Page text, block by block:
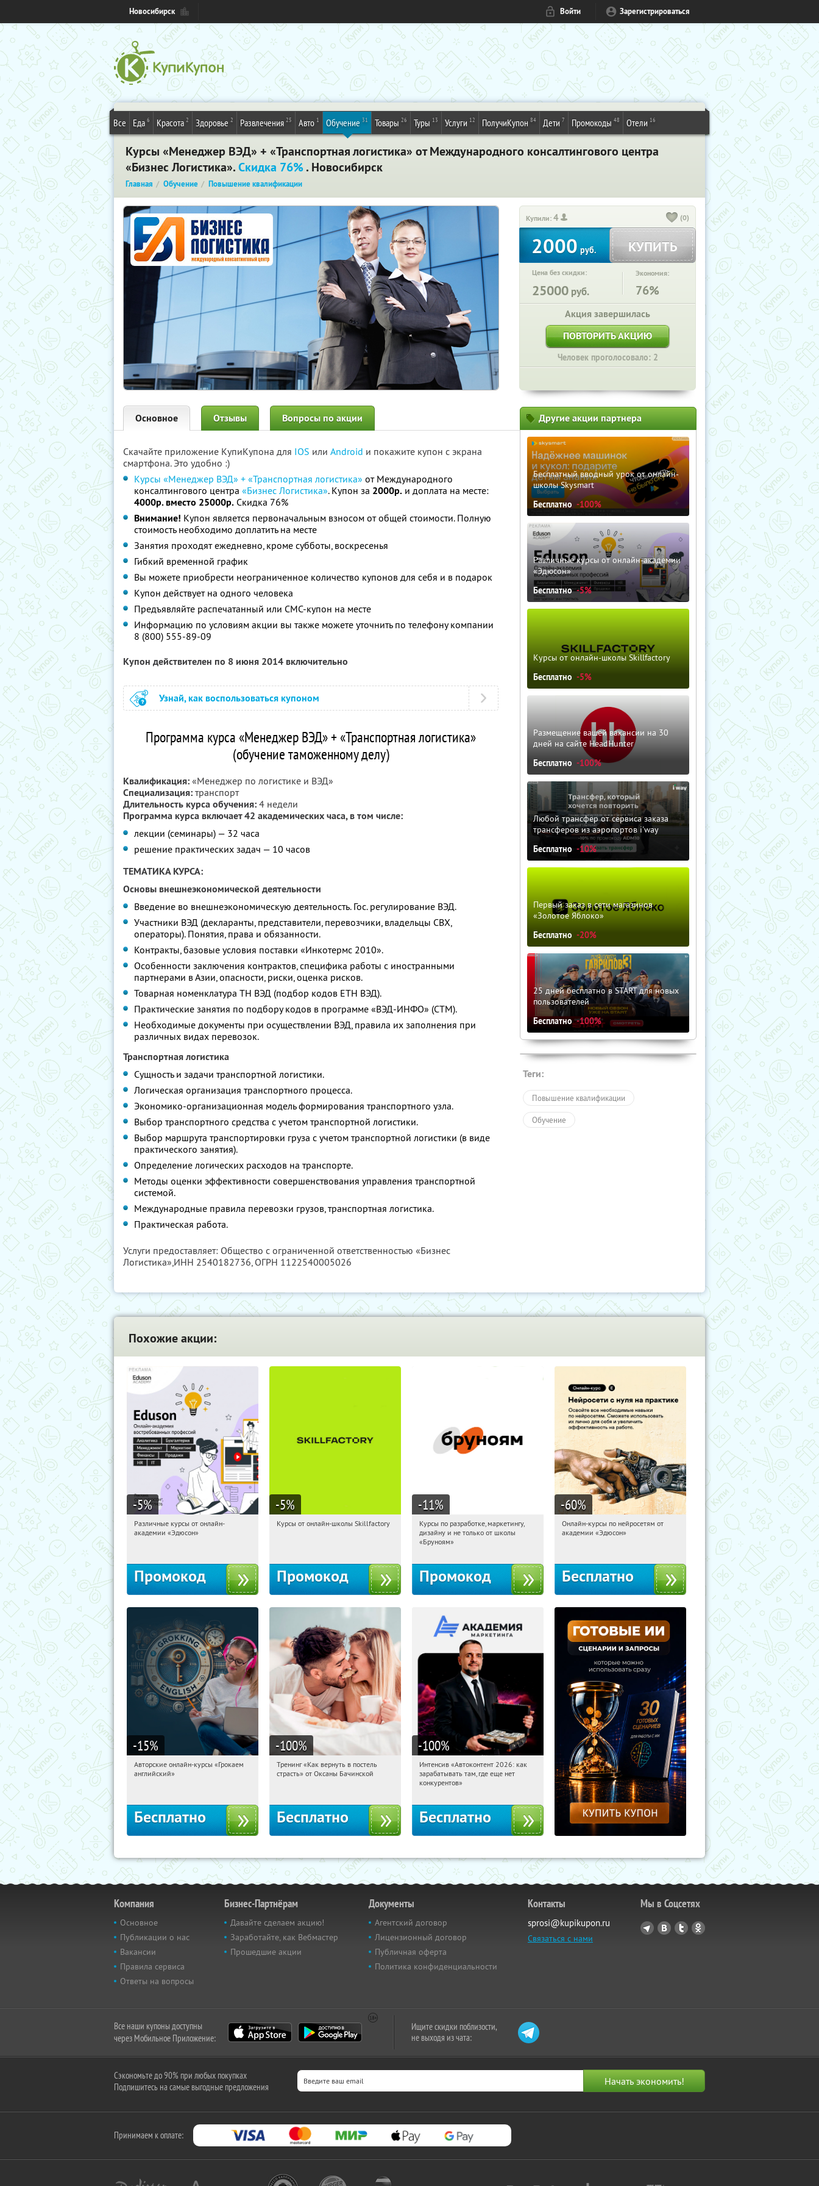
Новосибирск Войти Зарегистрироваться
Все Еда 6 Красота 2 Здоровье 2 Развлечения 25 Авто 1 Обучение 31 Товары 26 Туры 13 Услуги 12 ПолучиКупон 84 Дети 7 Промокоды 48 Отели 16
Курсы «Менеджер ВЭД» + «Транспортная логистика» от Международного консалтингового центра
«Бизнес Логистика».Скидка 76%. Новосибирск
Главная Обучение Повышение квалификации
Купили:4 (0)
2000руб. КУПИТЬ
Цена без скидки:
25000 руб.
Экономия:
76%
Акция завершилась
ПОВТОРИТЬ АКЦИЮ
Человек проголосовало: 2
Основное Отзывы Вопросы по акции
Скачайте приложение КупиКупона для IOS или Android и покажите купон с экрана
смартфона. Это удобно :)
Курсы «Менеджер ВЭД» + «Транспортная логистика» от Международного
консалтингового центра «Бизнес Логистика». Купон за 2000р. и доплата на месте:
4000р. вместо 25000р. Скидка 76%
Внимание! Купон является первоначальным взносом от общей стоимости. Полную
стоимость необходимо доплатить на месте
Занятия проходят ежедневно, кроме субботы, воскресенья
Гибкий временной график
Вы можете приобрести неограниченное количество купонов для себя и в подарок
Купон действует на одного человека
Предъявляйте распечатанный или СМС-купон на месте
Информацию по условиям акции вы также можете уточнить по телефону компании
8 (800) 555-89-09
Купон действителен по 8 июня 2014 включительно
Узнай, как воспользоваться купоном
Программа курса «Менеджер ВЭД» + «Транспортная логистика»
(обучение таможенному делу)
Квалификация: «Менеджер по логистике и ВЭД»
Специализация: транспорт
Длительность курса обучения: 4 недели
Программа курса включает 42 академических часа, в том числе:
лекции (семинары) — 32 часа
решение практических задач — 10 часов
ТЕМАТИКА КУРСА:
Основы внешнеэкономической деятельности
Введение во внешнеэкономическую деятельность. Гос. регулирование ВЭД.
Участники ВЭД (декларанты, представители, перевозчики, владельцы СВХ,
операторы). Понятия, права и обязанности.
Контракты, базовые условия поставки «Инкотермс 2010».
Особенности заключения контрактов, специфика работы с иностранными
партнерами в Азии, опасности, риски, оценка рисков.
Товарная номенклатура ТН ВЭД (подбор кодов ЕТН ВЭД).
Практические занятия по подбору кодов в программе «ВЭД-ИНФО» (СТМ).
Необходимые документы при осуществлении ВЭД, правила их заполнения при
различных видах перевозок.
Транспортная логистика
Сущность и задачи транспортной логистики.
Логическая организация транспортного процесса.
Экономико-организационная модель формирования транспортного узла.
Выбор транспортного средства с учетом транспортной логистики.
Выбор маршрута транспортировки груза с учетом транспортной логистики (в виде
практического занятия).
Определение логических расходов на транспорте.
Методы оценки эффективности совершенствования управления транспортной
системой.
Международные правила перевозки грузов, транспортная логистика.
Практическая работа.
Услуги предоставляет: Общество с ограниченной ответственностью «Бизнес
Логистика»,ИНН 2540182736, ОГРН 1122540005026
Другие акции партнера
Бесплатный вводный урок от онлайн-
школы Skysmart
Бесплатно -100%
Различные курсы от онлайн-академии
«Эдюсон»
Бесплатно -5%
Курсы от онлайн-школы Skillfactory
Бесплатно -5%
Размещение вашей вакансии на 30
дней на сайте HeadHunter
Бесплатно -100%
Любой трансфер от сервиса заказа
трансферов из аэропортов i'way
Бесплатно -10%
Первый заказ в сети магазинов
«Золотое Яблоко»
Бесплатно -20%
25 дней бесплатно в START для новых
пользователей
Бесплатно -100%
Теги:
Повышение квалификации
Обучение
Похожие акции:
-5%
03:19:05 Получили:
Различные курсы от онлайн-
академии «Эдюсон»
Промокод
-5%
03:19:05
Получи первым!
Курсы от онлайн-школы Skillfactory
Промокод
-11%
03:19:05
Получи первым!
Россия
Курсы по разработке, маркетингу,
дизайну и не только от школы
«Бруноям»
Промокод
-60%
03:19:05 Получили:
Онлайн-курсы по нейросетям от
академии «Эдюсон»
Бесплатно
-15%
03:19:05 Получили:
Авторские онлайн-курсы «Грокаем
английский»
Бесплатно
-100%
03:19:05 Получили:
Тренинг «Как вернуть в постель
страсть» от Оксаны Бачинской
Бесплатно
-100%
03:19:05 Получили:
Россия
Интенсив «Автоконтент 2026: как
зарабатывать там, где еще нет
конкурентов»
Бесплатно
Компания
Основное
Публикации о нас
Вакансии
Правила сервиса
Ответы на вопросы
Бизнес-Партнёрам
Давайте сделаем акцию!
Заработайте, как Вебмастер
Прошедшие акции
Документы
Агентский договор
Лицензионный договор
Публичная оферта
Политика конфиденциальности
Контакты
sprosi@kupikupon.ru
Связаться с нами
Мы в Соцсетях
Все наши купоны доступны
через Мобильное Приложение:
Ищите скидки поблизости,
не выходя из чата:
Сэкономьте до 90% при любых покупках
Подпишитесь на самые выгодные предложения
Принимаем к оплате: